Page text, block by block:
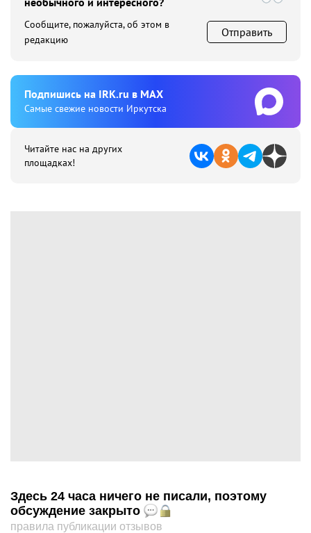
Сообщите, пожалуйста, об этом в
редакцию
Отправить
Подпишиcь на IRK.ru в MAX
Cамые свежие новости Иркутска
Читайте нас на других
площадках!
Здесь 24 часа ничего не писали, поэтому
обсуждение закрыто
правила публикации отзывов